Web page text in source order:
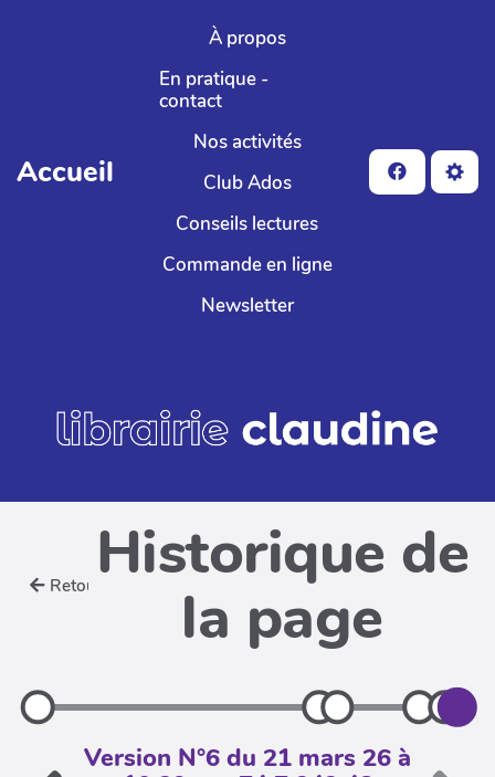
Aller au contenu principal
Accueil
À propos
En pratique -
contact
Nos activités
Club Ados
Conseils lectures
Commande en ligne
Newsletter
Retour Historique de
la page
Version N°6 du 21 mars 26 à